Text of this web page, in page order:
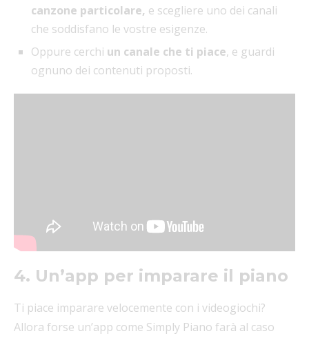
canzone particolare, e scegliere uno dei canali
che soddisfano le vostre esigenze.
Oppure cerchi un canale che ti piace, e guardi
ognuno dei contenuti proposti.
4. Un’app per imparare il piano
Ti piace imparare velocemente con i videogiochi?
Allora forse un’app come Simply Piano farà al caso